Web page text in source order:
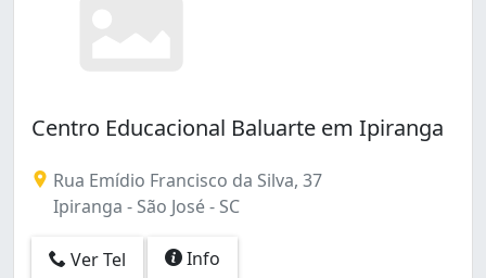
Centro Educacional Baluarte em Ipiranga
Rua Emídio Francisco da Silva, 37
Ipiranga - São José - SC
Ver Tel Info